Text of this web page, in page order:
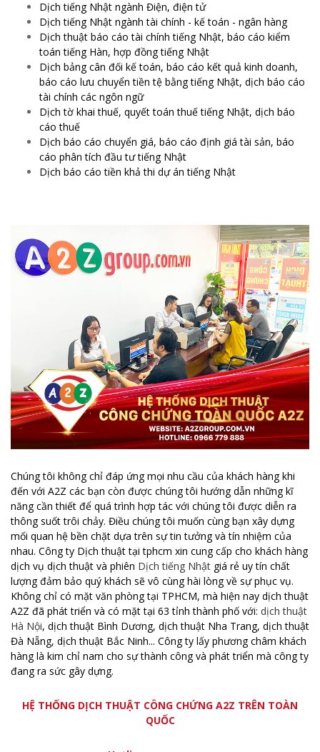
Dịch tiếng Nhật ngành Điện, điện tử
Dịch tiếng Nhật ngành tài chính - kế toán - ngân hàng
Dịch thuật báo cáo tài chính tiếng Nhật, báo cáo kiểm
toán tiếng Hàn, hợp đồng tiếng Nhật
Dịch bảng cân đối kế toán, báo cáo kết quả kinh doanh,
báo cáo lưu chuyển tiền tệ bằng tiếng Nhật, dịch báo cáo
tài chính các ngôn ngữ
Dịch tờ khai thuế, quyết toán thuế tiếng Nhật, dịch báo
cáo thuế
Dịch báo cáo chuyển giá, báo cáo định giá tài sản, báo
cáo phân tích đầu tư tiếng Nhật
Dịch báo cáo tiền khả thi dự án tiếng Nhật
Chúng tôi không chỉ đáp ứng mọi nhu cầu của khách hàng khi
đến với A2Z các bạn còn được chúng tôi hướng dẫn những kĩ
năng cần thiết để quá trình hợp tác với chúng tôi được diễn ra
thông suốt trôi chảy. Điều chúng tôi muốn cùng bạn xây dựng
mối quan hệ bền chặt dựa trên sự tin tưởng và tín nhiệm của
nhau. Công ty Dịch thuật tại tphcm xin cung cấp cho khách hàng
dịch vụ dịch thuật và phiên Dịch tiếng Nhật giá rẻ uy tín chất
lượng đảm bảo quý khách sẽ vô cùng hài lòng về sự phục vụ.
Không chỉ có mặt văn phòng tại TPHCM, mà hiện nay dịch thuật
A2Z đã phát triển và có mặt tại 63 tỉnh thành phố với: dịch thuật
Hà Nội, dịch thuật Bình Dương, dịch thuật Nha Trang, dịch thuật
Đà Nẵng, dịch thuật Bắc Ninh... Công ty lấy phương châm khách
hàng là kim chỉ nam cho sự thành công và phát triển mà công ty
đang ra sức gây dựng.
HỆ THỐNG DỊCH THUẬT CÔNG CHỨNG A2Z TRÊN TOÀN
QUỐC